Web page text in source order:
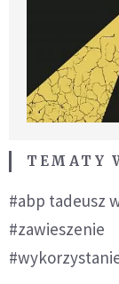
TEMATY
#abp tadeusz
#zawieszenie